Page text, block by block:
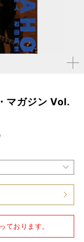
拡大す
マガジン Vol.
ております。